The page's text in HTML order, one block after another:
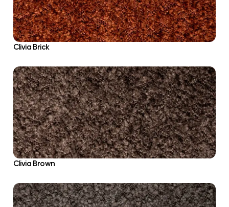
Clivia Brick
Clivia Brown